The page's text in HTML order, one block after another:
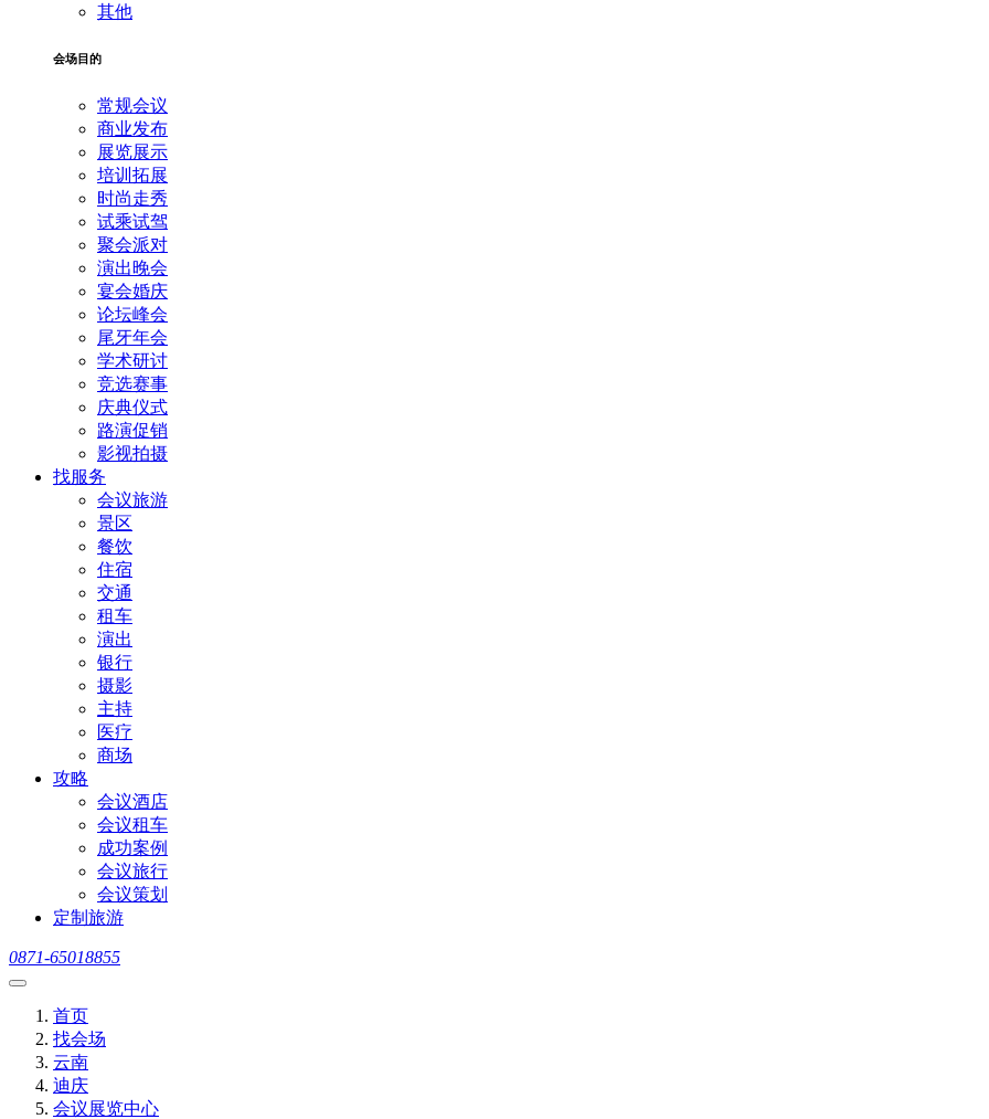
其他
会场目的
常规会议
商业发布
展览展示
培训拓展
时尚走秀
试乘试驾
聚会派对
演出晚会
宴会婚庆
论坛峰会
尾牙年会
学术研讨
竞选赛事
庆典仪式
路演促销
影视拍摄
找服务
会议旅游
景区
餐饮
住宿
交通
租车
演出
银行
摄影
主持
医疗
商场
攻略
会议酒店
会议租车
成功案例
会议旅行
会议策划
定制旅游
0871-65018855
首页
找会场
云南
迪庆
会议展览中心